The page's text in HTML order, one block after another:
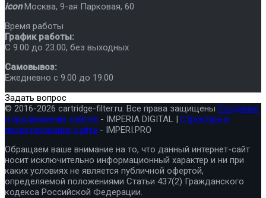
icon Москва, 9-ая Парковая, 60
Время работы
График работы:
C 9.00 до 23.00, без выходных
Самовывоз:
Ежедневно с 9.00 до 19.00
Задать вопрос
© 2016-2026 cartridge-filter.ru. Все права защищены Создание
и продвижение сайтов - IMPERIA DIGITAL | Структура и
проектирование сайта - IMPERI.PRO
Обращаем ваше внимание на то, что данный интернет-сайт
носит исключительно информационный характер и ни при
каких условиях не является публичной офертой,
определяемой положениями Статьи 437(2) Гражданского
кодекса Российской Федерации.